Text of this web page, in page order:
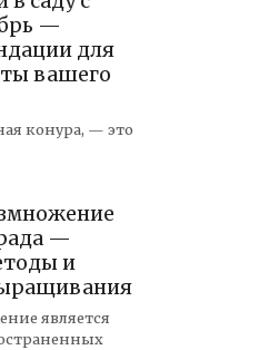
—
для
вашего
конура, — это
—
и
является